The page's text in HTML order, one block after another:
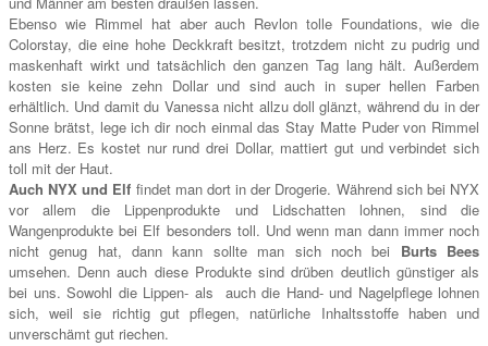
Ebenso wie Rimmel hat aber auch Revlon tolle Foundations, wie die
Colorstay, die eine hohe Deckkraft besitzt, trotzdem nicht zu pudrig und
maskenhaft wirkt und tatsächlich den ganzen Tag lang hält. Außerdem
kosten sie keine zehn Dollar und sind auch in super hellen Farben
erhältlich. Und damit du Vanessa nicht allzu doll glänzt, während du in der
Sonne brätst, lege ich dir noch einmal das Stay Matte Puder von Rimmel
ans Herz. Es kostet nur rund drei Dollar, mattiert gut und verbindet sich
toll mit der Haut.
Auch NYX und Elf findet man dort in der Drogerie. Während sich bei NYX
vor allem die Lippenprodukte und Lidschatten lohnen, sind die
Wangenprodukte bei Elf besonders toll. Und wenn man dann immer noch
nicht genug hat, dann kann sollte man sich noch bei Burts Bees
umsehen. Denn auch diese Produkte sind drüben deutlich günstiger als
bei uns. Sowohl die Lippen- als auch die Hand- und Nagelpflege lohnen
sich, weil sie richtig gut pflegen, natürliche Inhaltsstoffe haben und
unverschämt gut riechen.